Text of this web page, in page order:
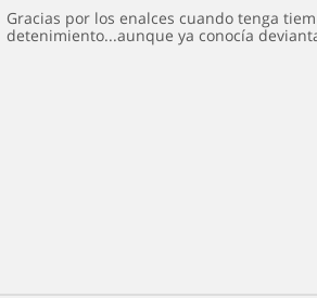
Gracias por los enalces cuando tenga
detenimiento...aunque ya conocía